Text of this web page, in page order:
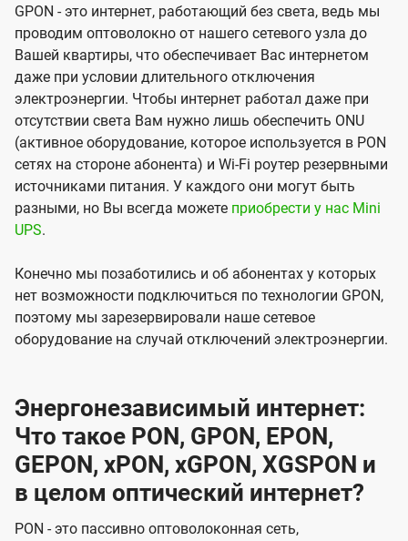
GPON - это интернет, работающий без света, ведь мы
проводим оптоволокно от нашего сетевого узла до
Вашей квартиры, что обеспечивает Вас интернетом
даже при условии длительного отключения
электроэнергии. Чтобы интернет работал даже при
отсутствии света Вам нужно лишь обеспечить ONU
(активное оборудование, которое используется в PON
сетях на стороне абонента) и Wi-Fi роутер резервными
источниками питания. У каждого они могут быть
разными, но Вы всегда можете приобрести у нас Mini
UPS.
Конечно мы позаботились и об абонентах у которых
нет возможности подключиться по технологии GPON,
поэтому мы зарезервировали наше сетевое
оборудование на случай отключений электроэнергии.
Энергонезависимый интернет:
Что такое PON, GPON, EPON,
GEPON, xPON, xGPON, XGSPON и
в целом оптический интернет?
PON - это пассивно оптоволоконная сеть,